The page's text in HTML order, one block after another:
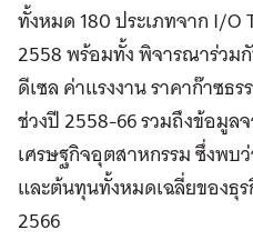
ทั้งหมด 180 ประเภทจาก I/
2558 พร้อมทั้ง พิจารณาร่วม
ดีเซล ค่าแรงงาน ราคาก๊าซธ
ช่วงปี 2558-66 รวมถึงข้อมูล
เศรษฐกิจอุตสาหกรรม ซึ่งพบ
และต้นทุนทั้งหมดเฉลี่ยของธุ
2566